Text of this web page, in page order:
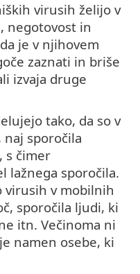
virusih želijo v
negotovost in
je v njihovem
zaznati in briše
izvaja druge
tako, da so v
sporočila
s čimer
lažnega sporočila.
virusih v mobilnih
sporočila ljudi, ki
itn. Večinoma ni
namen osebe, ki